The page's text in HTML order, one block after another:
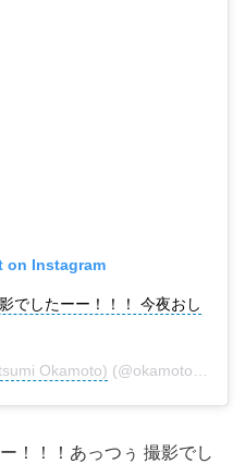
on Instagram
でしたーー！！！ 今夜おし
Okamoto) (@okamoto_natsumi) on
！！！あっつぅ 撮影でし